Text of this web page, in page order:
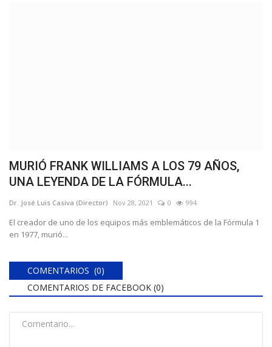
MURIÓ FRANK WILLIAMS A LOS 79 AÑOS,
UNA LEYENDA DE LA FÓRMULA...
Dr. José Luis Casiva (Director) Nov 28, 2021 0 994
El creador de uno de los equipos más emblemáticos de la Fórmula 1
en 1977, murió...
COMENTARIOS (0)
COMENTARIOS DE FACEBOOK (0)